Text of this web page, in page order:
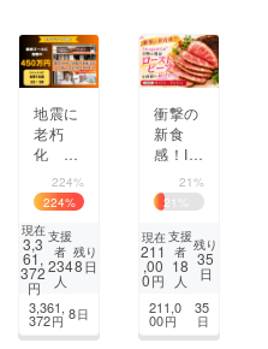
地震に
老朽
化 創
業100
年 宮崎
市の和
菓子店
桐木神
楽堂の
建て替
え物語
224%
224%
現在
3,3
61,
372
円
支援
者
234
人
残り
8日
3,361,
372円 8日
衝撃の
新食
感！Im
agamI
の自慢
の逸品
『ロー
スト
ビー
皆様に
届けた
21%
21
現在
211
,00
0円
支援
者
18
人
残り
35
日
211,0
00円
35
日